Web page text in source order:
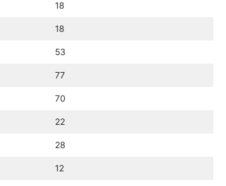
18
18
53
77
70
22
28
12